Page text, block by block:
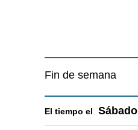
Fin de semana
El tiempo el Sábado